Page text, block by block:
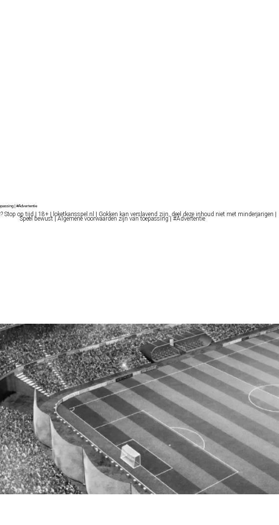
| #Advertentie
Stop op tijd | 18+ | loketkansspel.nl | Gokken kan verslavend zijn, deel deze inhoud niet met minderjarigen |
Speel bewust | Algemene voorwaarden zijn van toepassing | #Advertentie